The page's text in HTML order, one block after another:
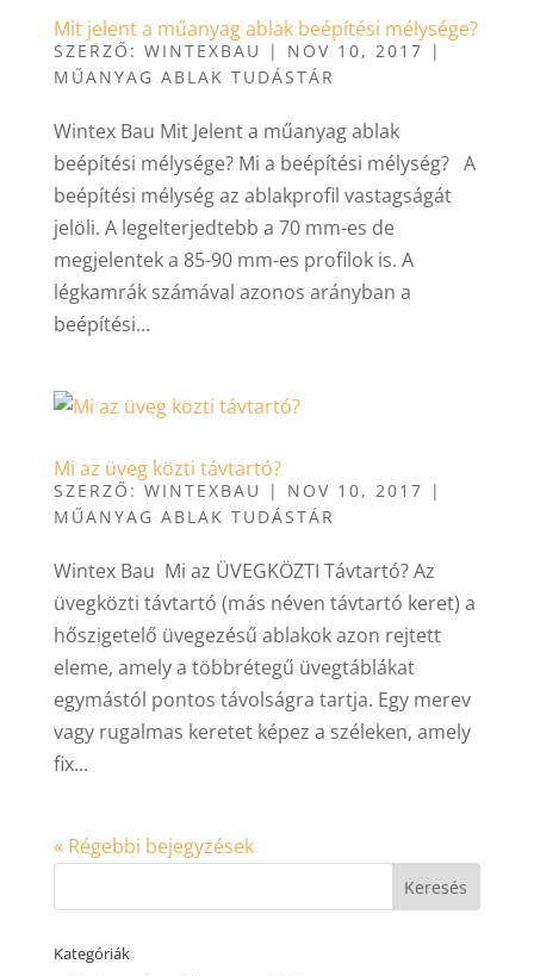
Mit jelent a műanyag ablak beépítési mélysége?
SZERZŐ: WINTEXBAU | NOV 10, 2017 |
MŰANYAG ABLAK TUDÁSTÁR
Wintex Bau Mit Jelent a műanyag ablak
beépítési mélysége? Mi a beépítési mélység? A
beépítési mélység az ablakprofil vastagságát
jelöli. A legelterjedtebb a 70 mm-es de
megjelentek a 85-90 mm-es profilok is. A
légkamrák számával azonos arányban a
beépítési...
Mi az üveg közti távtartó?
SZERZŐ: WINTEXBAU | NOV 10, 2017 |
MŰANYAG ABLAK TUDÁSTÁR
Wintex Bau Mi az ÜVEGKÖZTI Távtartó? Az
üvegközti távtartó (más néven távtartó keret) a
hőszigetelő üvegezésű ablakok azon rejtett
eleme, amely a többrétegű üvegtáblákat
egymástól pontos távolságra tartja. Egy merev
vagy rugalmas keretet képez a széleken, amely
fix...
« Régebbi bejegyzések
Kategóriák